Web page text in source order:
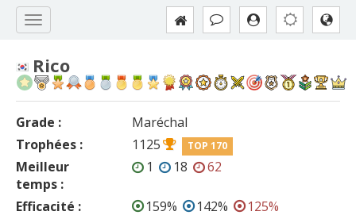
Rico
Grade :
Maréchal
Trophées :
1125 TOP 170
Meilleur
temps :
1 18 62
Efficacité : 159% 142%
125%